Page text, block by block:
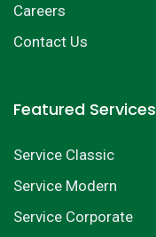
Careers
Contact Us
Featured Services
Service Classic
Service Modern
Service Corporate